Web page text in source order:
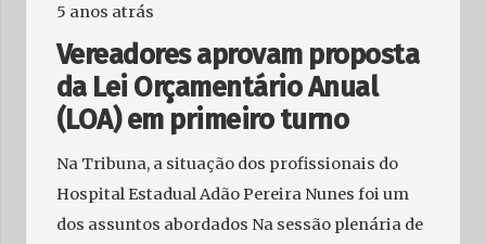
5 anos atrás
Vereadores aprovam proposta
da Lei Orçamentário Anual
(LOA) em primeiro turno
Na Tribuna, a situação dos profissionais do
Hospital Estadual Adão Pereira Nunes foi um
dos assuntos abordados Na sessão plenária de